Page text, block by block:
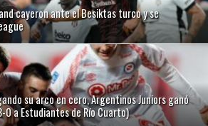
cayeron ante el Besiktas turco y se
su arco en cero, Argentinos Juniors ganó
0 a Estudiantes de Río Cuarto)